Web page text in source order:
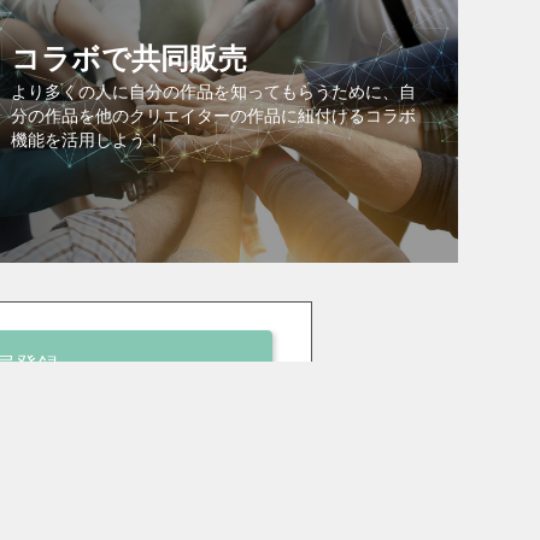
コラボで共同販売
より多くの人に自分の作品を知ってもらうために、自
分の作品を他のクリエイターの作品に紐付けるコラボ
機能を活用しよう！
登録